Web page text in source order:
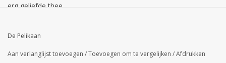
erg geliefde thee.
De Pelikaan
Aan verlanglijst toevoegen /Toevoegen om te vergelijken /Afdrukken